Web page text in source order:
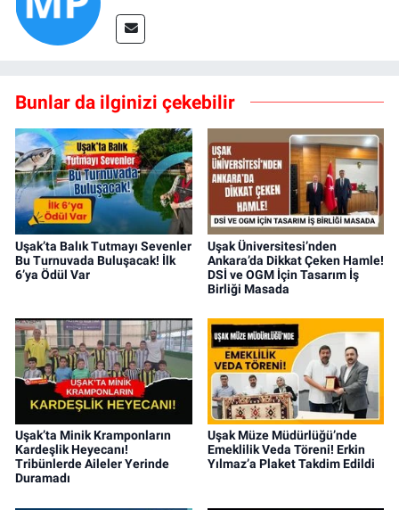
Bunlar da ilginizi çekebilir
Uşak’ta Balık Tutmayı Sevenler
Bu Turnuvada Buluşacak! İlk
6’ya Ödül Var
Uşak Üniversitesi’nden
Ankara’da Dikkat Çeken Hamle!
DSİ ve OGM İçin Tasarım İş
Birliği Masada
Uşak’ta Minik Kramponların
Kardeşlik Heyecanı!
Tribünlerde Aileler Yerinde
Duramadı
Uşak Müze Müdürlüğü’nde
Emeklilik Veda Töreni! Erkin
Yılmaz’a Plaket Takdim Edildi